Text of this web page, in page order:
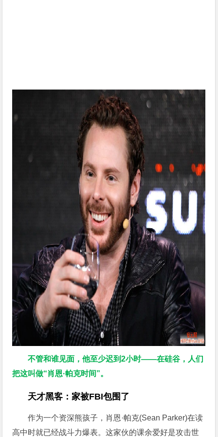
不管和谁见面，他至少迟到2小时——在硅谷，人们
把这叫做“肖恩·帕克时间”。
天才黑客：家被FBI包围了
作为一个资深熊孩子，肖恩·帕克(Sean Parker)在读
高中时就已经战斗力爆表。这家伙的课余爱好是攻击世